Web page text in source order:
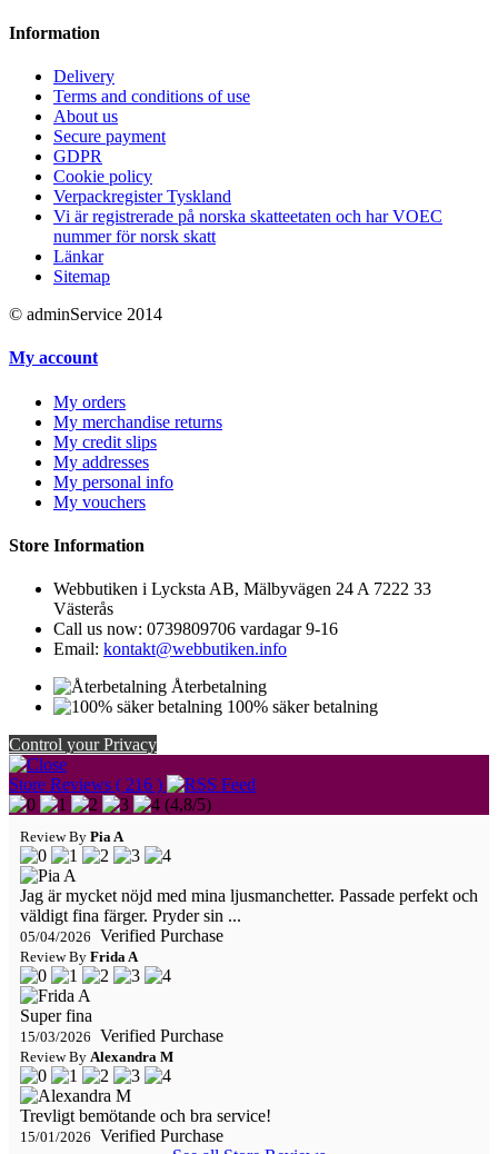
Information
Delivery
Terms and conditions of use
About us
Secure payment
GDPR
Cookie policy
Verpackregister Tyskland
Vi är registrerade på norska skatteetaten och har VOEC
nummer för norsk skatt
Länkar
Sitemap
© adminService 2014
My account
My orders
My merchandise returns
My credit slips
My addresses
My personal info
My vouchers
Store Information
Webbutiken i Lycksta AB, Mälbyvägen 24 A 7222 33
Västerås
Call us now: 0739809706 vardagar 9-16
Email: kontakt@webbutiken.info
Återbetalning
100% säker betalning
Control your Privacy
Store Reviews ( 216 )
(4,8/5)
Review By Pia A
Jag är mycket nöjd med mina ljusmanchetter. Passade perfekt och
väldigt fina färger. Pryder sin ...
05/04/2026 Verified Purchase
Review By Frida A
Super fina
15/03/2026 Verified Purchase
Review By Alexandra M
Trevligt bemötande och bra service!
15/01/2026 Verified Purchase